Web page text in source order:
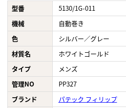
型番
5130/1G-011
機械
自動巻き
色
シルバー／グレー
材質名
ホワイトゴールド
タイプ
メンズ
管理NO
PP327
ブランド
パテック フィリップ